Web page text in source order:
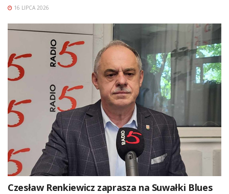
16 LIPCA 2026
Czesław Renkiewicz zaprasza na Suwałki Blues